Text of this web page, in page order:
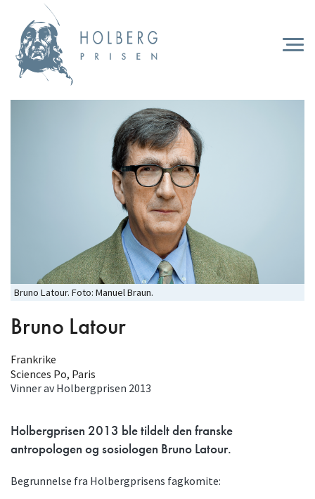
hovedinnhold
Bruno Latour. Foto: Manuel Braun.
Bruno Latour
Frankrike
Sciences Po, Paris
Vinner av Holbergprisen 2013
Holbergprisen 2013 ble tildelt den franske
antropologen og sosiologen Bruno Latour.
Begrunnelse fra Holbergprisens fagkomite: